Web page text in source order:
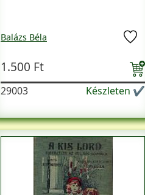
Balázs Béla
1.500 Ft
29003 Készleten ✔